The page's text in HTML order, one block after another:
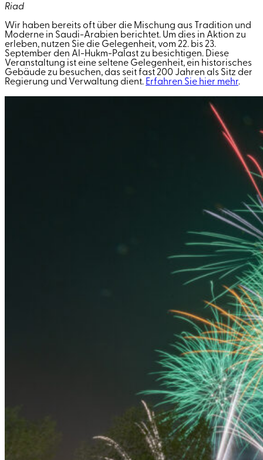
Riad
Wir haben bereits oft über die Mischung aus Tradition und
Moderne in Saudi-Arabien berichtet. Um dies in Aktion zu
erleben, nutzen Sie die Gelegenheit, vom 22. bis 23.
September den Al-Hukm-Palast zu besichtigen. Diese
Veranstaltung ist eine seltene Gelegenheit, ein historisches
Gebäude zu besuchen, das seit fast 200 Jahren als Sitz der
Regierung und Verwaltung dient. Erfahren Sie hier mehr.